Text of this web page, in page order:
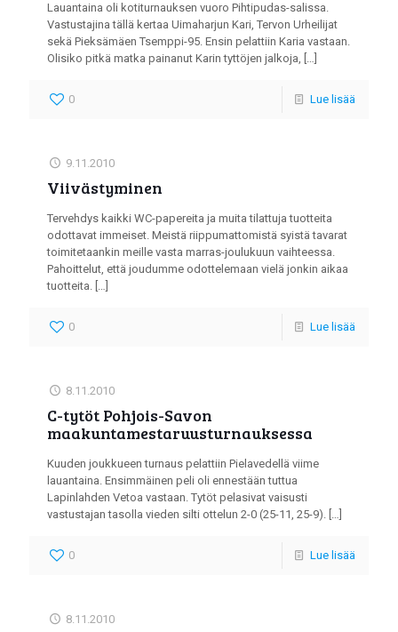
Lauantaina oli kotiturnauksen vuoro Pihtipudas-salissa.
Vastustajina tällä kertaa Uimaharjun Kari, Tervon Urheilijat
sekä Pieksämäen Tsemppi-95. Ensin pelattiin Karia vastaan.
Olisiko pitkä matka painanut Karin tyttöjen jalkoja, […]
0 Lue lisää
9.11.2010
Viivästyminen
Tervehdys kaikki WC-papereita ja muita tilattuja tuotteita
odottavat immeiset. Meistä riippumattomistä syistä tavarat
toimitetaankin meille vasta marras-joulukuun vaihteessa.
Pahoittelut, että joudumme odottelemaan vielä jonkin aikaa
tuotteita. […]
0 Lue lisää
8.11.2010
C-tytöt Pohjois-Savon
maakuntamestaruusturnauksessa
Kuuden joukkueen turnaus pelattiin Pielavedellä viime
lauantaina. Ensimmäinen peli oli ennestään tuttua
Lapinlahden Vetoa vastaan. Tytöt pelasivat vaisusti
vastustajan tasolla vieden silti ottelun 2-0 (25-11, 25-9). […]
0 Lue lisää
8.11.2010